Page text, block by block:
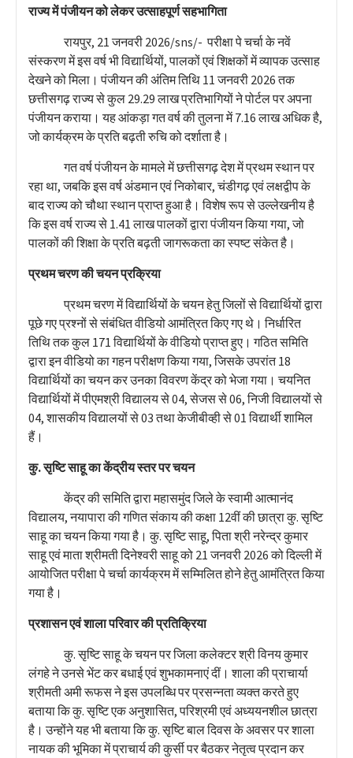
राज्य में पंजीयन को लेकर उत्साहपूर्ण सहभागिता
रायपुर, 21 जनवरी 2026/sns/- परीक्षा पे चर्चा के नवें
संस्करण में इस वर्ष भी विद्यार्थियों, पालकों एवं शिक्षकों में व्यापक उत्साह
देखने को मिला। पंजीयन की अंतिम तिथि 11 जनवरी 2026 तक
छत्तीसगढ़ राज्य से कुल 29.29 लाख प्रतिभागियों ने पोर्टल पर अपना
पंजीयन कराया। यह आंकड़ा गत वर्ष की तुलना में 7.16 लाख अधिक है,
जो कार्यक्रम के प्रति बढ़ती रुचि को दर्शाता है।
गत वर्ष पंजीयन के मामले में छत्तीसगढ़ देश में प्रथम स्थान पर
रहा था, जबकि इस वर्ष अंडमान एवं निकोबार, चंडीगढ़ एवं लक्षद्वीप के
बाद राज्य को चौथा स्थान प्राप्त हुआ है। विशेष रूप से उल्लेखनीय है
कि इस वर्ष राज्य से 1.41 लाख पालकों द्वारा पंजीयन किया गया, जो
पालकों की शिक्षा के प्रति बढ़ती जागरूकता का स्पष्ट संकेत है।
प्रथम चरण की चयन प्रक्रिया
प्रथम चरण में विद्यार्थियों के चयन हेतु जिलों से विद्यार्थियों द्वारा
पूछे गए प्रश्नों से संबंधित वीडियो आमंत्रित किए गए थे। निर्धारित
तिथि तक कुल 171 विद्यार्थियों के वीडियो प्राप्त हुए। गठित समिति
द्वारा इन वीडियो का गहन परीक्षण किया गया, जिसके उपरांत 18
विद्यार्थियों का चयन कर उनका विवरण केंद्र को भेजा गया। चयनित
विद्यार्थियों में पीएमश्री विद्यालय से 04, सेजस से 06, निजी विद्यालयों से
04, शासकीय विद्यालयों से 03 तथा केजीबीव्ही से 01 विद्यार्थी शामिल
हैं।
कु. सृष्टि साहू का केंद्रीय स्तर पर चयन
केंद्र की समिति द्वारा महासमुंद जिले के स्वामी आत्मानंद
विद्यालय, नयापारा की गणित संकाय की कक्षा 12वीं की छात्रा कु. सृष्टि
साहू का चयन किया गया है। कु. सृष्टि साहू, पिता श्री नरेन्द्र कुमार
साहू एवं माता श्रीमती दिनेश्वरी साहू को 21 जनवरी 2026 को दिल्ली में
आयोजित परीक्षा पे चर्चा कार्यक्रम में सम्मिलित होने हेतु आमंत्रित किया
गया है।
प्रशासन एवं शाला परिवार की प्रतिक्रिया
कु. सृष्टि साहू के चयन पर जिला कलेक्टर श्री विनय कुमार
लंगहे ने उनसे भेंट कर बधाई एवं शुभकामनाएं दीं। शाला की प्राचार्या
श्रीमती अमी रूफस ने इस उपलब्धि पर प्रसन्नता व्यक्त करते हुए
बताया कि कु. सृष्टि एक अनुशासित, परिश्रमी एवं अध्ययनशील छात्रा
है। उन्होंने यह भी बताया कि कु. सृष्टि बाल दिवस के अवसर पर शाला
नायक की भूमिका में प्राचार्य की कुर्सी पर बैठकर नेतृत्व प्रदान कर